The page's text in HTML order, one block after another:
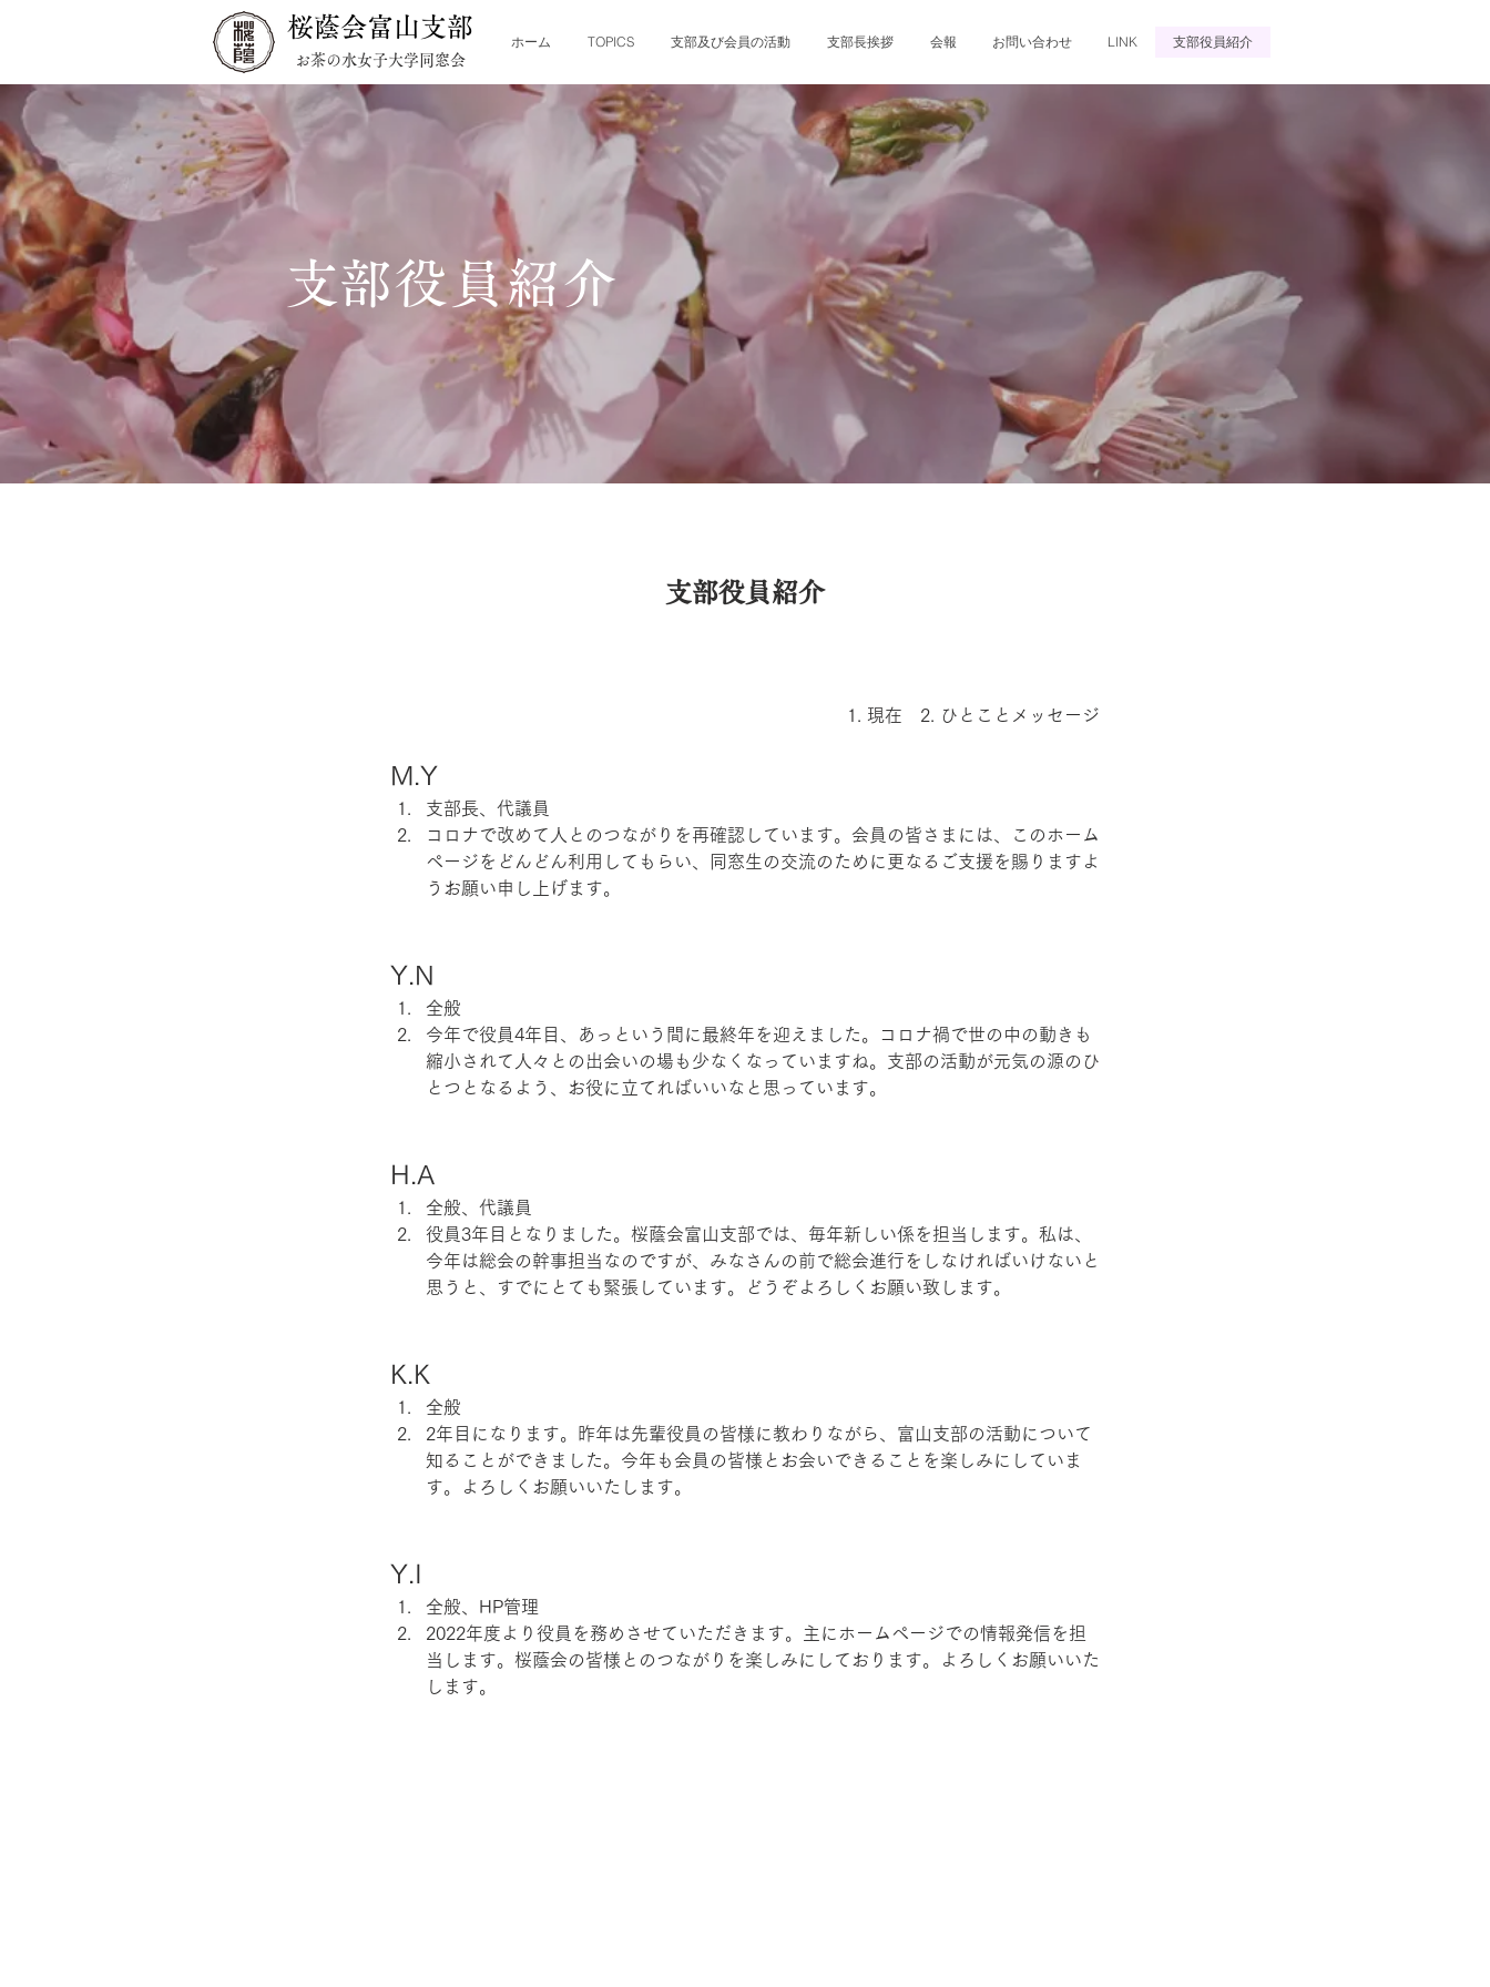
桜蔭会富山支部
お茶の水女子大学同窓会
ホーム TOPICS 支部及び会員の活動 支部長挨拶 会報 お問い合わせ LINK 支部役員紹介
​支部役員紹介
支部役員紹介
1. 現在　2. ひとことメッセージ
M.Y
支部長、代議員
コロナで改めて人とのつながりを再確認しています。会員の皆さまには、このホーム
ページをどんどん利用してもらい、同窓生の交流のために更なるご支援を賜りますよ
うお願い申し上げます。
Y.N
全般
今年で役員4年目、あっという間に最終年を迎えました。コロナ禍で世の中の動きも
縮小されて人々との出会いの場も少なくなっていますね。支部の活動が元気の源のひ
とつとなるよう、お役に立てればいいなと思っています。
H.A
全般、代議員
役員3年目となりました。桜蔭会富山支部では、毎年新しい係を担当します。私は、
今年は総会の幹事担当なのですが、みなさんの前で総会進行をしなければいけないと
思うと、すでにとても緊張しています。どうぞよろしくお願い致します。
K.K
全般
2年目になります。昨年は先輩役員の皆様に教わりながら、富山支部の活動について
知ることができました。今年も会員の皆様とお会いできることを楽しみにしていま
す。よろしくお願いいたします。
Y.I
全般、HP管理
2022年度より役員を務めさせていただきます。主にホームページでの情報発信を担
当します。桜蔭会の皆様とのつながりを楽しみにしております。よろしくお願いいた
します。